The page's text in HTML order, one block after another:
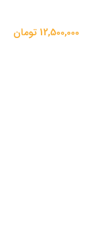
12,500,000 تومان